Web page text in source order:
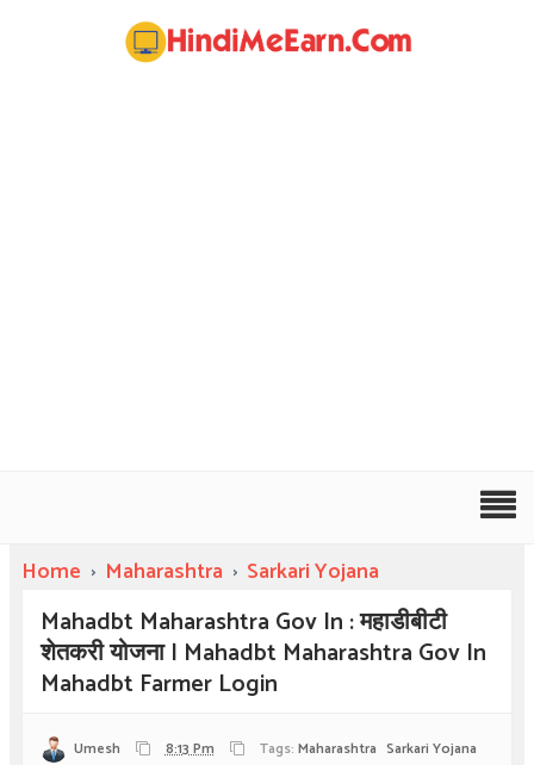
Home › Maharashtra › Sarkari Yojana
Mahadbt Maharashtra Gov In : महाडीबीटी
शेतकरी योजना | Mahadbt Maharashtra Gov In
Mahadbt Farmer Login
Umesh 8:13 Pm Tags: Maharashtra Sarkari Yojana